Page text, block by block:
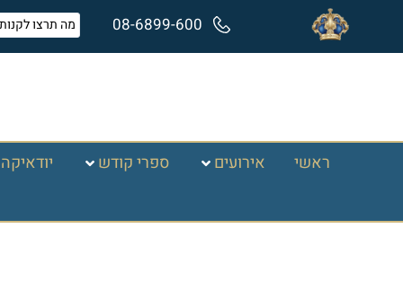
08-6899-600
ראשי אירועים ספרי קודש